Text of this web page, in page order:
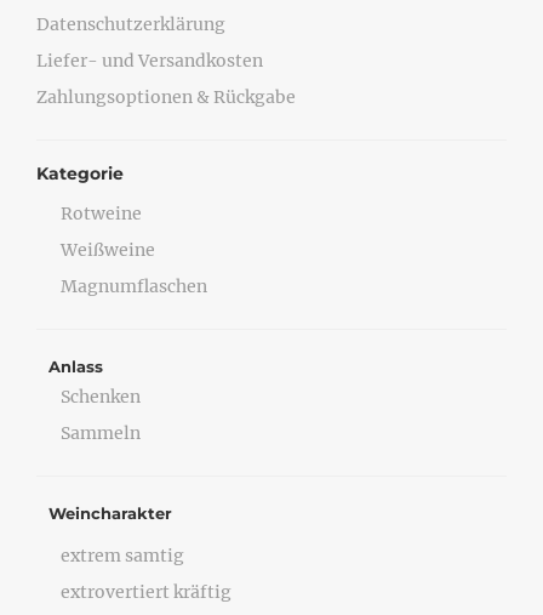
Datenschutzerklärung
Liefer- und Versandkosten
Zahlungsoptionen & Rückgabe
Kategorie
Rotweine
Weißweine
Magnumflaschen
Anlass
Schenken
Sammeln
Weincharakter
extrem samtig
extrovertiert kräftig